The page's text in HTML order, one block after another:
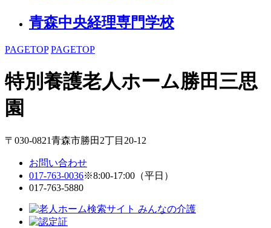
青森中央経理専門学校
PAGETOP PAGETOP
特別養護老人ホーム勝田三思
園
〒030-0821青森市勝田2丁目20-12
お問い合わせ
017-763-0036※8:00-17:00（平日）
017-763-5880